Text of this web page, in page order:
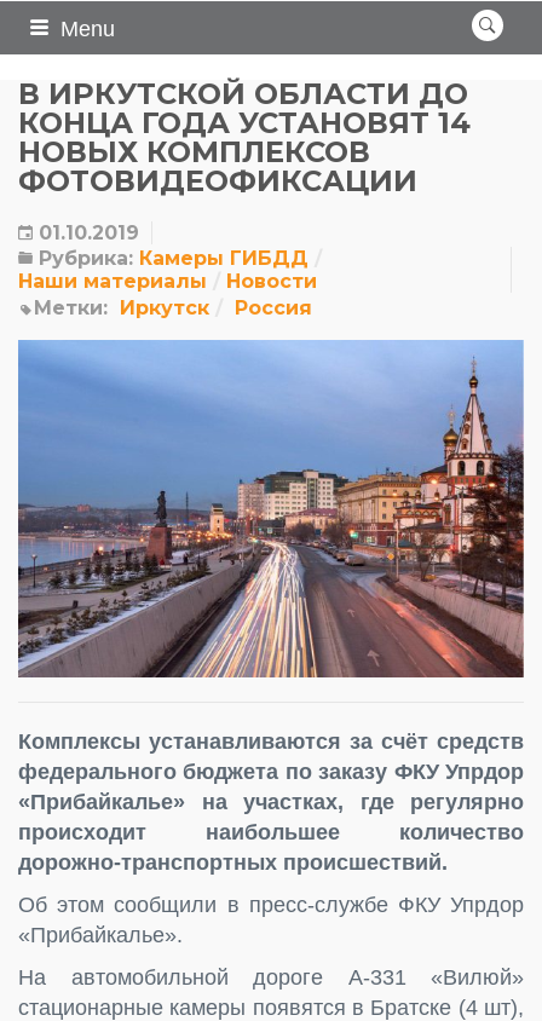
Menu
В ИРКУТСКОЙ ОБЛАСТИ ДО
КОНЦА ГОДА УСТАНОВЯТ 14
НОВЫХ КОМПЛЕКСОВ
ФОТОВИДЕОФИКСАЦИИ
01.10.2019
Рубрика: Камеры ГИБДД
Наши материалы
Новости
Метки: Иркутск Россия
Комплексы устанавливаются за счёт средств
федерального бюджета по заказу ФКУ Упрдор
«Прибайкалье» на участках, где регулярно
происходит наибольшее количество
дорожно-транспортных происшествий.
Об этом сообщили в пресс-службе ФКУ Упрдор
«Прибайкалье».
На автомобильной дороге А-331 «Вилюй»
стационарные камеры появятся в Братске (4 шт),